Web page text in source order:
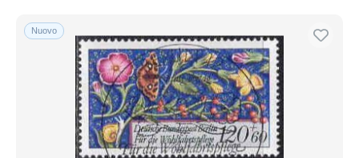
Nuovo